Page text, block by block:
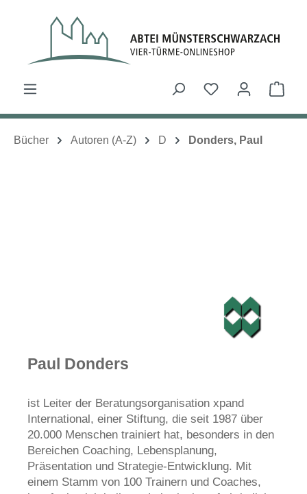
Zum Hauptinhalt springen
Du hast 0
Bücher Autoren (A-Z) D Donders, Paul
Paul Donders
ist Leiter der Beratungsorganisation xpand
International, einer Stiftung, die seit 1987 über
20.000 Menschen trainiert hat, besonders in den
Bereichen Coaching, Lebensplanung,
Präsentation und Strategie-Entwicklung. Mit
einem Stamm von 100 Trainern und Coaches,